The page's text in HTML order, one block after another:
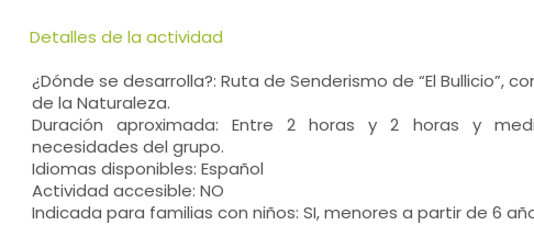
Detalles de la actividad
¿Dónde se desarrolla?: Ruta de Senderismo de “El Bullicio”,
de la Naturaleza.
Duración aproximada: Entre 2 horas y 2 horas y
necesidades del grupo.
Idiomas disponibles: Español
Actividad accesible: NO
Indicada para familias con niños: SI, menores a partir de 6